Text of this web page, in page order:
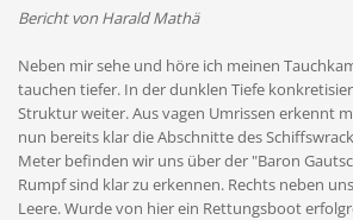
Bericht von Harald Mathä
Neben mir sehe und höre ich meinen
tauchen tiefer. In der dunklen Tiefe
Struktur weiter. Aus vagen Umrissen erkennt
nun bereits klar die Abschnitte des
Meter befinden wir uns über der "Baron
Rumpf sind klar zu erkennen. Rechts neben
Leere. Wurde von hier ein Rettungsboot